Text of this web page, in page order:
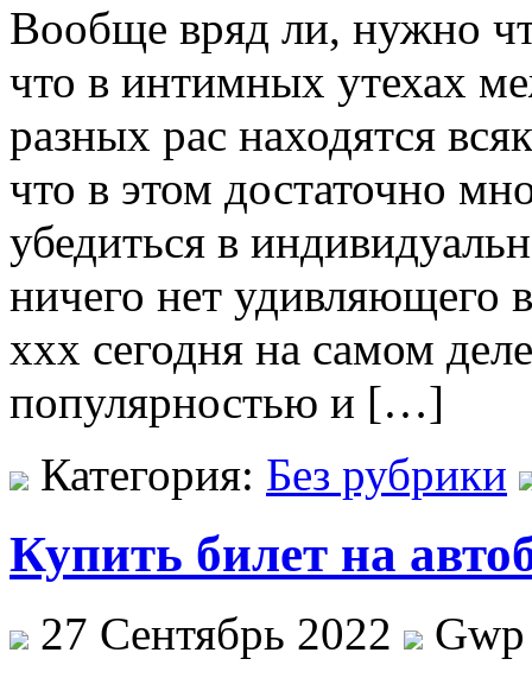
Вooбщe вряд ли, нужнo
что в интимных утехах
разных рас находятся
что в этом достаточно
убедиться в
ничего нет удивляющего
xxx сегодня на самом
популярностью и […]
Категория: Без рубрики
Купить билет на
27 Сентябрь 2022
Gwp